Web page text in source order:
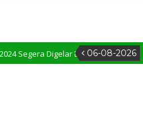
06-08-2026
Segera Digelar D MTsN Kota